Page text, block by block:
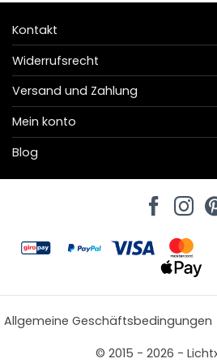
Kontakt
Widerrufsrecht
Versand und Zahlung
Mein konto
Blog
Allgemeine Geschäftsbedingungen
© 2015 - 2026 -